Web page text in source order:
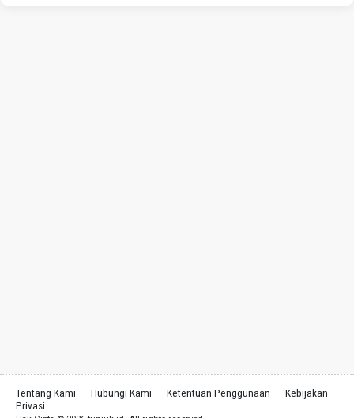
Tentang Kami Hubungi Kami Ketentuan Penggunaan
Kebijakan
Privasi